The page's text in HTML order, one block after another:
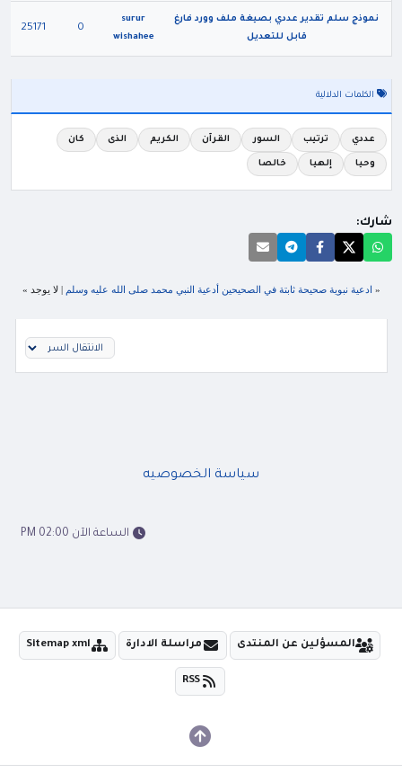
نموذج سلم تقدير عددي بصيغة ملف وورد فارغ
قابل للتعديل
surur
wishahee
0
25171
الكلمات الدلالية
عددي ترتيب السور القرآن الكريم الذى كان
وحيا إلهيا خالصا
شارك:
« ادعية نبوية صحيحة ثابتة في الصحيحين أدعية النبي محمد صلى الله عليه وسلم | لا يوجد »
سياسة الخصوصيه
الساعة الآن 02:00 PM
المسؤلين عن المنتدى مراسلة الادارة Sitemap xml
RSS